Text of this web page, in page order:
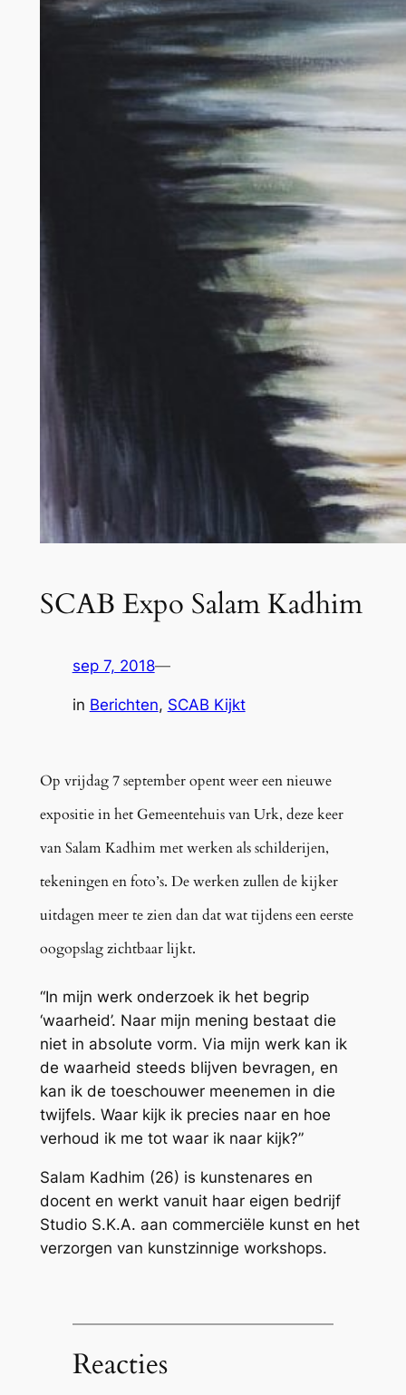
SCAB Expo Salam Kadhim
sep 7, 2018—
in Berichten, SCAB Kijkt
Op vrijdag 7 september opent weer een nieuwe
expositie in het Gemeentehuis van Urk, deze keer
van Salam Kadhim met werken als schilderijen,
tekeningen en foto’s. De werken zullen de kijker
uitdagen meer te zien dan dat wat tijdens een eerste
oogopslag zichtbaar lijkt.
“In mijn werk onderzoek ik het begrip
‘waarheid’. Naar mijn mening bestaat die
niet in absolute vorm. Via mijn werk kan ik
de waarheid steeds blijven bevragen, en
kan ik de toeschouwer meenemen in die
twijfels. Waar kijk ik precies naar en hoe
verhoud ik me tot waar ik naar kijk?”
Salam Kadhim (26) is kunstenares en
docent en werkt vanuit haar eigen bedrijf
Studio S.K.A. aan commerciële kunst en het
verzorgen van kunstzinnige workshops.
Reacties